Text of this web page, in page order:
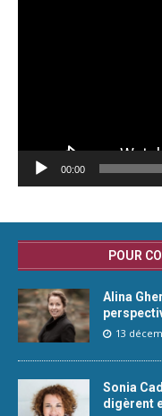
00:00
POUR
Alina
13
Sonia
digèrent